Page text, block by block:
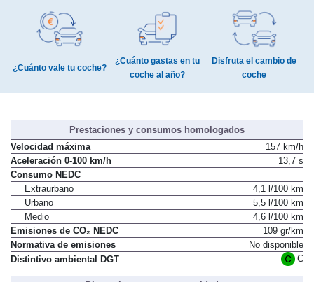
¿Cuánto gastas en tu
Disfruta el cambio de
Prestaciones y consumos homologados
Velocidad máxima
157 km/h
Aceleración 0-100 km/h
Consumo NEDC
Extraurbano
4,1 l/100 km
Urbano
5,5 l/100 km
Medio
4,6 l/100 km
Emisiones de CO₂ NEDC
109 gr/km
Normativa de emisiones
No disponible